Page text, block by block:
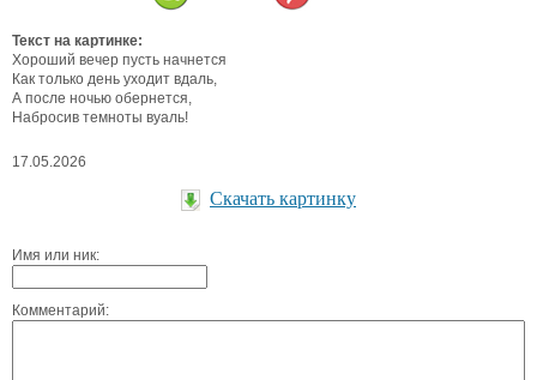
Текст на картинке:
Хороший вечер пусть начнется
Как только день уходит вдаль,
А после ночью обернется,
Набросив темноты вуаль!
17.05.2026
Скачать картинку
Имя или ник:
Комментарий: